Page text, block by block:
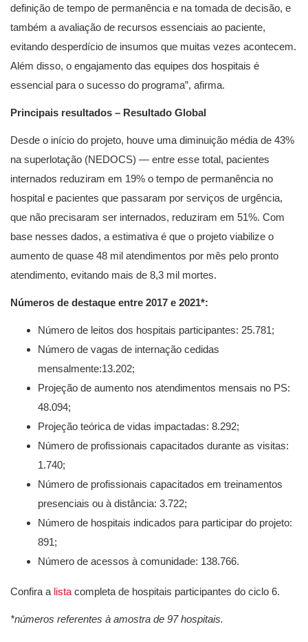
definição de tempo de permanência e na tomada de decisão, e
também a avaliação de recursos essenciais ao paciente,
evitando desperdício de insumos que muitas vezes acontecem.
Além disso, o engajamento das equipes dos hospitais é
essencial para o sucesso do programa”, afirma.
Principais resultados – Resultado Global
Desde o início do projeto, houve uma diminuição média de 43%
na superlotação (NEDOCS) — entre esse total, pacientes
internados reduziram em 19% o tempo de permanência no
hospital e pacientes que passaram por serviços de urgência,
que não precisaram ser internados, reduziram em 51%. Com
base nesses dados, a estimativa é que o projeto viabilize o
aumento de quase 48 mil atendimentos por mês pelo pronto
atendimento, evitando mais de 8,3 mil mortes.
Números de destaque entre 2017 e 2021*:
Número de leitos dos hospitais participantes: 25.781;
Número de vagas de internação cedidas
mensalmente:13.202;
Projeção de aumento nos atendimentos mensais no PS:
48.094;
Projeção teórica de vidas impactadas: 8.292;
Número de profissionais capacitados durante as visitas:
1.740;
Número de profissionais capacitados em treinamentos
presenciais ou à distância: 3.722;
Número de hospitais indicados para participar do projeto:
891;
Número de acessos à comunidade: 138.766.
Confira a lista completa de hospitais participantes do ciclo 6.
*números referentes à amostra de 97 hospitais.